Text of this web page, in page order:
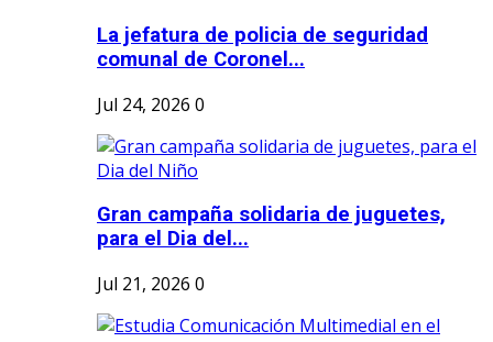
La jefatura de policia de seguridad
comunal de Coronel...
Jul 24, 2026 0
Gran campaña solidaria de juguetes,
para el Dia del...
Jul 21, 2026 0